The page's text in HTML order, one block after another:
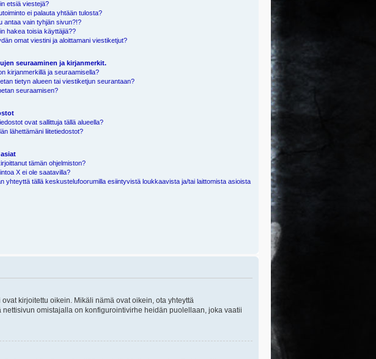
etsiä viestejä?
ei palauta yhtään tulosta?
antaa vain tyhjän sivun?!?
hakea toisia käyttäjiä??
omat viestini ja aloittamani viestiketjut?
seuraaminen ja kirjanmerkit.
kirjanmerkillä ja seuraamisella?
tietyn alueen tai viestiketjun seurantaan?
seuraamisen?
ovat sallittuja tällä alueella?
lähettämäni liitetiedostot?
tämän ohjelmiston?
X ei ole saatavilla?
yhteyttä tällä keskustelufoorumilla esiintyvistä loukkaavista ja/tai laittomista asioista
kirjoitettu oikein. Mikäli nämä ovat oikein, ota yhteyttä
omistajalla on konfigurointivirhe heidän puolellaan, joka vaatii